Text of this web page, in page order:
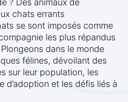
? Des animaux de
chats errants
se sont imposés comme
les plus répandus
dans le monde
félines, dévoilant des
sur leur population, les
d’adoption et les défis liés à